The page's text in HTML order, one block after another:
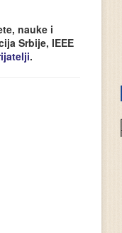
nauke i
Srbije, IEEE
.